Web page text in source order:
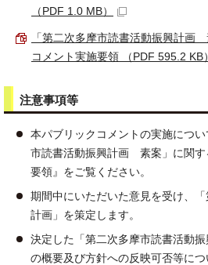
（PDF 1.0 MB）
「第二次多摩市読書活動振興計画
コメント実施要領 （PDF 595.2 KB）
注意事項等
本パブリックコメントの実施につ
市読書活動振興計画 素案」に関す
要領』をご覧ください。
期間中にいただいた意見を受け、
計画」を策定します。
決定した「第二次多摩市読書活動
の概要及び方針への反映可否等に